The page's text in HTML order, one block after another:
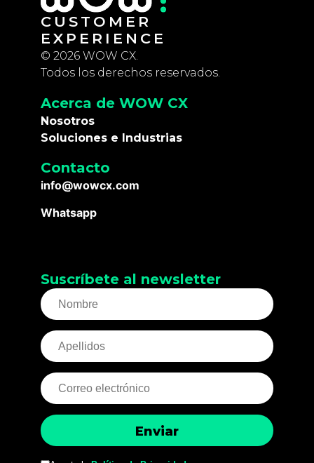
CUSTOMER
EXPERIENCE
© 2026 WOW CX.
Todos los derechos reservados.
Acerca de WOW CX
Nosotros
Soluciones e Industrias
Contacto
info@wowcx.com
Whatsapp
Suscríbete al newsletter